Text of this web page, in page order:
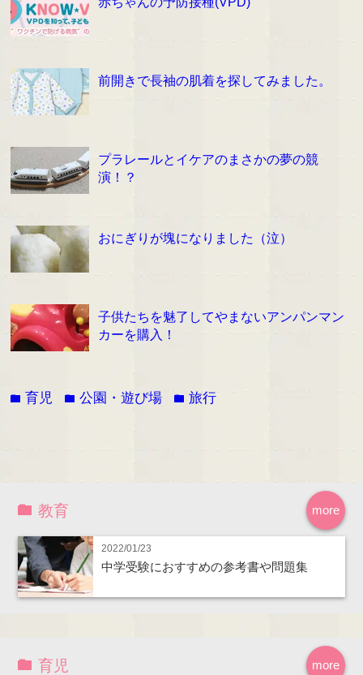
前開きで長袖の肌着を探してみました。
プラレールとイケアのまさかの夢の競
演！？
おにぎりが塊になりました（泣）
子供たちを魅了してやまないアンパンマン
カーを購入！
folder 育児 folder公園・遊び場 folder旅行
more
教育
2022/01/23
中学受験におすすめの参考書や問題集
more
育児